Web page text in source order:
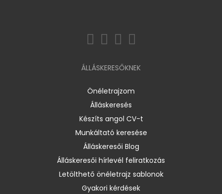
ÁLLÁSKERESŐKNEK
Önéletrajzom
Álláskeresés
Készíts angol CV-t
Munkáltató keresése
Álláskeresői Blog
Álláskeresői hírlevél feliratkozás
Letölthető önéletrajz sablonok
Gyakori kérdések